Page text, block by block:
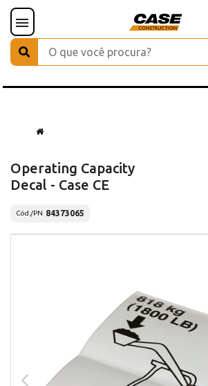
Operating Capacity
Decal - Case CE
Cód./PN 84373065